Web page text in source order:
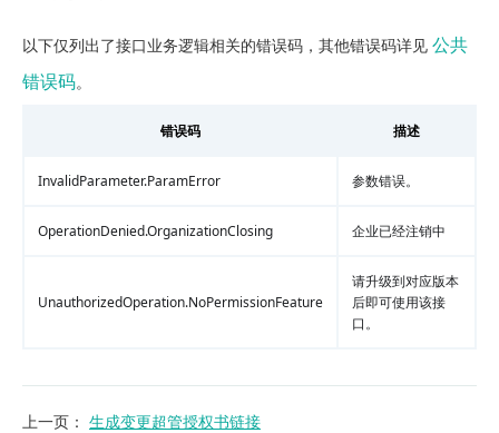
以下仅列出了接口业务逻辑相关的错误码，其他错误码详见 公共
错误码。
错误码 描述
InvalidParameter.ParamError 参数错误。
OperationDenied.OrganizationClosing 企业已经注销中
UnauthorizedOperation.NoPermissionFeature
请升级到对应版本
后即可使用该接
口。
上一页 ： 生成变更超管授权书链接